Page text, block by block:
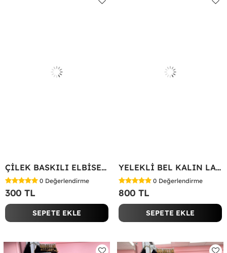
ÇİLEK BASKILI ELBİSE Bej
0 Değerlendirme
300 TL
SEPETE EKLE
YELEKLİ BEL KALIN LASTİK İKİLİ TAKIM Bej
0 Değerlendirme
800 TL
SEPETE EKLE